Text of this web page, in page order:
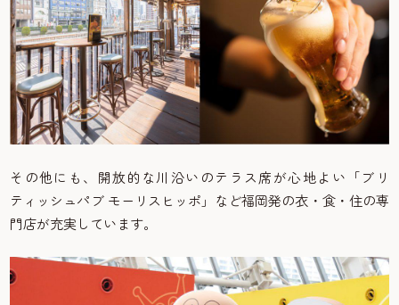
その他にも、開放的な川沿いのテラス席が心地よい「ブリ
ティッシュパブ モーリスヒッポ」など福岡発の衣・食・住の専
門店が充実しています。